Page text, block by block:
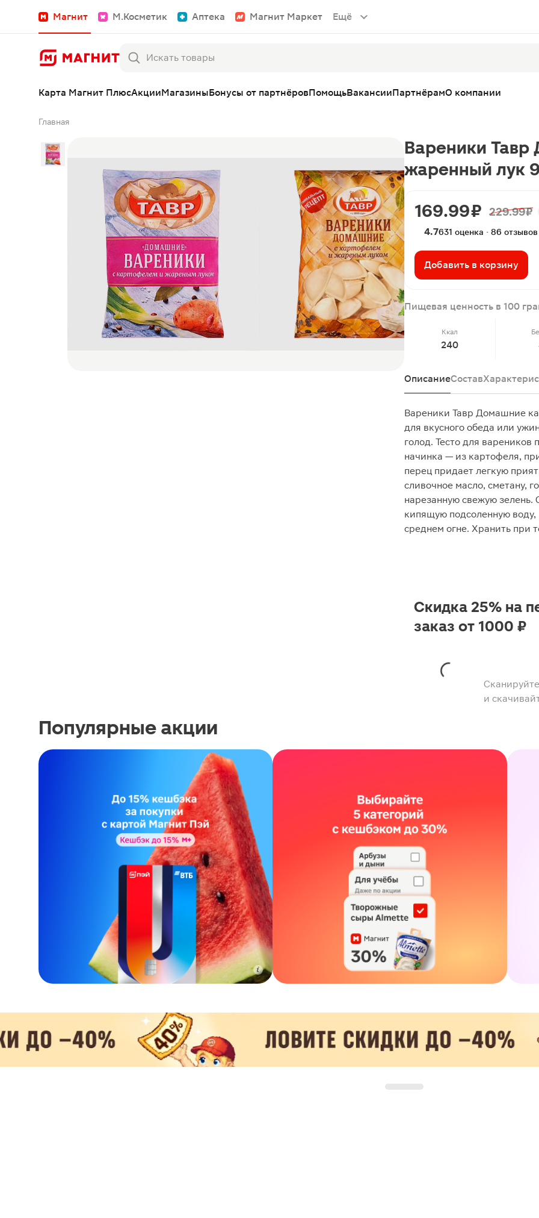
Магнит М.Косметик Аптека Магнит Маркет Ещё
Карта Магнит ПлюсАкцииМагазиныБонусы от партнёровПомощьВакансииПартнёрамО компании
Главная
Вареники
жаренный лук
169.99 ₽ 229.99 ₽
4.7631 оценка · 86 отзывов
Добавить в корзину
Пищевая ценность в 100
Ккал
240
ОписаниеСостав
Вареники Тавр Домашние
для вкусного обеда или
голод. Тесто для
начинка — из картофеля,
перец придает легкую
сливочное масло, сметану,
нарезанную свежую зелень.
кипящую подсоленную воду,
среднем огне. Хранить при
и
Скидка 25% на
заказ от 1000 ₽
Популярные акции